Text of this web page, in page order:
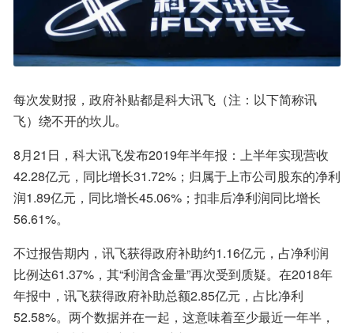
每次发财报，政府补贴都是科大讯飞（注：以下简称讯
飞）绕不开的坎儿。
8月21日，科大讯飞发布2019年半年报：上半年实现营收
42.28亿元，同比增长31.72%；归属于上市公司股东的净利
润1.89亿元，同比增长45.06%；扣非后净利润同比增长
56.61%。
不过报告期内，讯飞获得政府补助约1.16亿元，占净利润
比例达61.37%，其“利润含金量”再次受到质疑。在2018年
年报中，讯飞获得政府补助总额2.85亿元，占比净利
52.58%。两个数据并在一起，这意味着至少最近一年半，